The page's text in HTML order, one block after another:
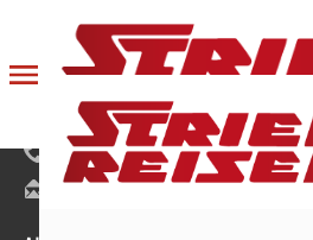
Reiseanmeldung
Bäumerstraße 9–11 | 49477
+49 5451 91020
info@strier.de